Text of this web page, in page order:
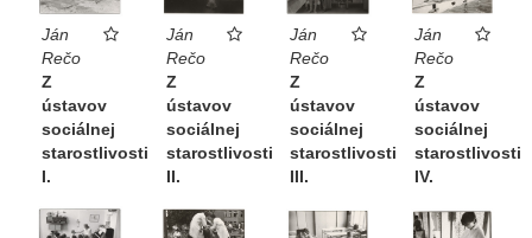
Ján
Rečo
Z
ústavov
sociálnej
starostlivosti
I.
Ján
Rečo
Z
ústavov
sociálnej
starostlivosti
II.
Ján
Rečo
Z
ústavov
sociálnej
starostlivosti
III.
Ján
Rečo
Z
ústavov
sociálnej
starostlivosti
IV.